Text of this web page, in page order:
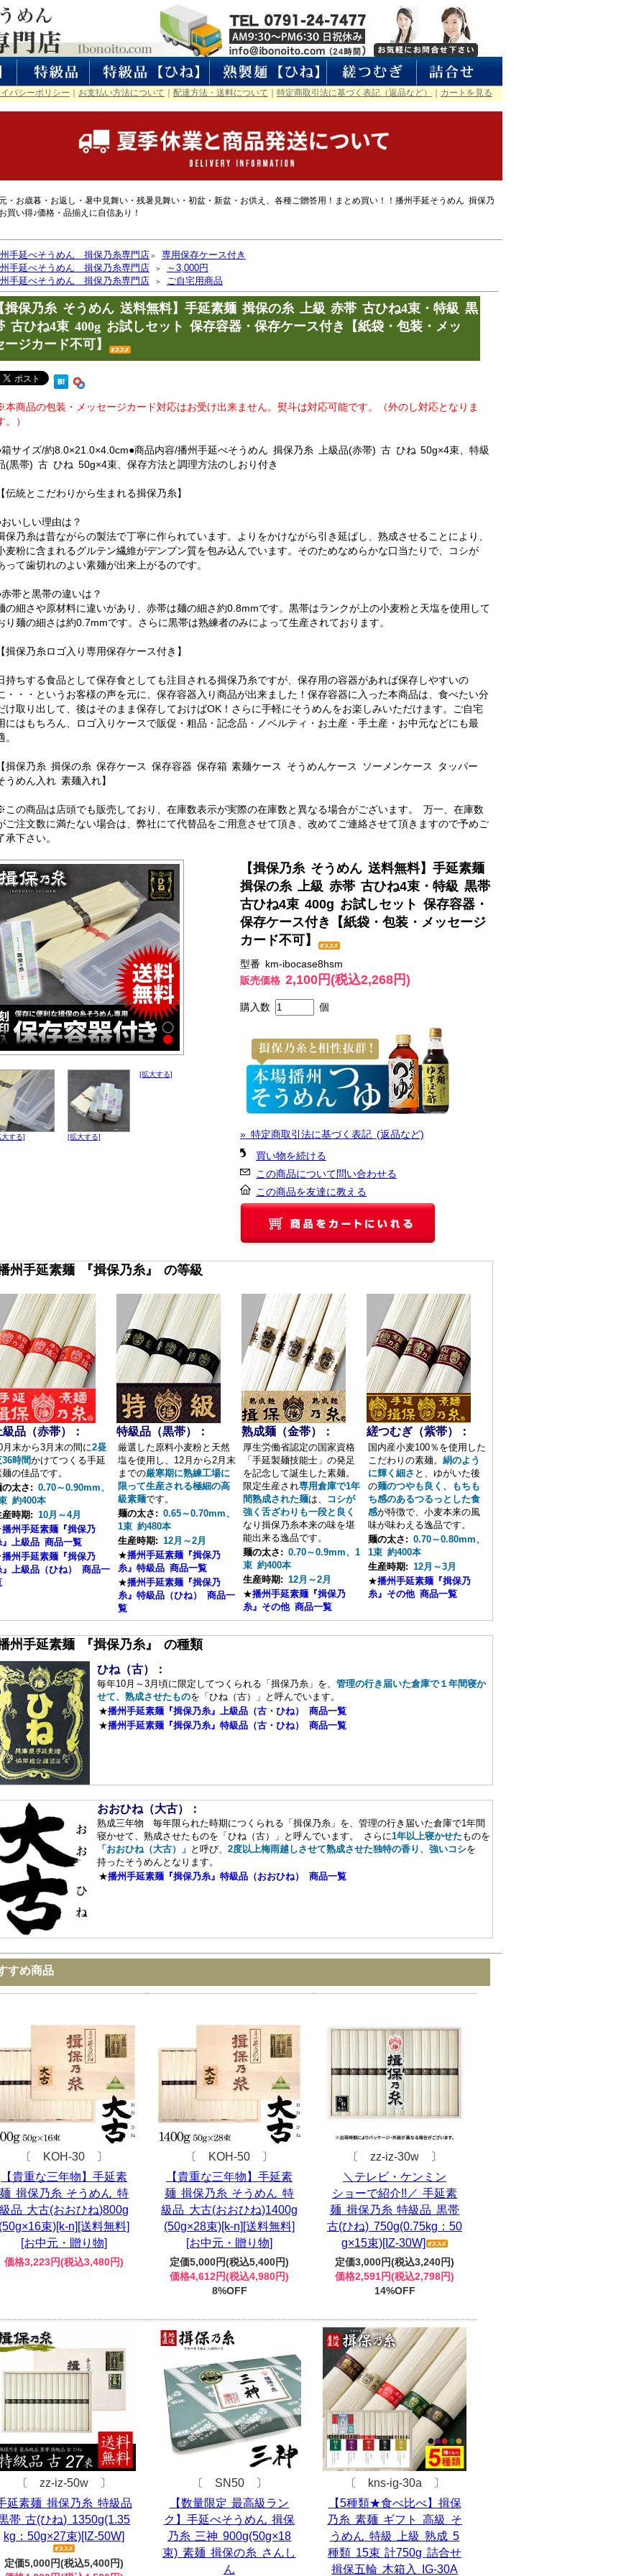
バシーポリシー お支払い方法について 配達方法・送料について 特定商取引法に基づく表記（返品など） カートを見る
・お歳暮・お返し・暑中見舞い・残暑見舞い・初盆・新盆・お供え、各種ご贈答用！まとめ買い！！播州手延そうめん 揖保乃
買い得♪価格・品揃えに自信あり！
手延べそうめん 揖保乃糸専門店＞
専用保存ケース付き
手延べそうめん 揖保乃糸専門店
＞
～3,000円
手延べそうめん 揖保乃糸専門店
＞ ご自宅用商品
揖保乃糸 そうめん 送料無料】手延素麺 揖保の糸 上級 赤帯 古ひね4束・特級 黒
古ひね4束 400g お試しセット 保存容器・保存ケース付き【紙袋・包装・メッ
ージカード不可】
商品の包装・メッセージカード対応はお受け出来ません。熨斗は対応可能です。（外のし対応となりま
。）
サイズ/約8.0×21.0×4.0cm●商品内容/播州手延べそうめん 揖保乃糸 上級品(赤帯) 古 ひね 50g×4束、特級
(黒帯) 古 ひね 50g×4束、保存方法と調理方法のしおり付き
伝統とこだわりから生まれる揖保乃糸】
いしい理由は？
保乃糸は昔ながらの製法で丁寧に作られています。よりをかけながら引き延ばし、熟成させることにより、
麦粉に含まれるグルテン繊維がデンプン質を包み込んでいます。そのためなめらかな口当たりで、コシが
って歯切れのよい素麺が出来上がるのです。
帯と黒帯の違いは？
の細さや原材料に違いがあり、赤帯は麺の細さ約0.8mmです。黒帯はランクが上の小麦粉と天塩を使用して
り麺の細さは約0.7mmです。さらに黒帯は熟練者のみによって生産されております。
揖保乃糸ロゴ入り専用保存ケース付き】
持ちする食品として保存食としても注目される揖保乃糸ですが、保存用の容器があれば保存しやすいの
・・・というお客様の声を元に、保存容器入り商品が出来ました！保存容器に入った本商品は、食べたい分
け取り出して、後はそのまま保存しておけばOK！さらに手軽にそうめんをお楽しみいただけます。ご自宅
にはもちろん、ロゴ入りケースで販促・粗品・記念品・ノベルティ・お土産・手土産・お中元などにも最
。
揖保乃糸 揖保の糸 保存ケース 保存容器 保存箱 素麺ケース そうめんケース ソーメンケース タッパー
うめん入れ 素麺入れ】
の商品は店頭でも販売しており、在庫数表示が実際の在庫数と異なる場合がございます。 万一、在庫数
ご注文数に満たない場合は、弊社にて代替品をご用意させて頂き、改めてご連絡させて頂きますので予めご
承下さい。
[拡大する]
大する] [拡大する]
【揖保乃糸 そうめん 送料無料】手延素麺
揖保の糸 上級 赤帯 古ひね4束・特級 黒帯
古ひね4束 400g お試しセット 保存容器・
保存ケース付き【紙袋・包装・メッセージ
カード不可】
型番 km-ibocase8hsm
販売価格 2,100円(税込2,268円)
購入数 個
» 特定商取引法に基づく表記 (返品など)
買い物を続ける
この商品について問い合わせる
この商品を友達に教える
州手延素麺 『揖保乃糸』 の等級
級品（赤帯）：
月末から3月末の間に2昼
36時間かけてつくる手延
の佳品です。
の太さ: 0.70～0.90mm、
約400本
産時期: 10月～4月
播州手延素麺『揖保乃
』上級品 商品一覧
播州手延素麺『揖保乃
』上級品（ひね） 商品一
特級品（黒帯）：
厳選した原料小麦粉と天然
塩を使用し、12月から2月末
までの厳寒期に熟練工場に
限って生産される極細の高
級素麺です。
麺の太さ: 0.65～0.70mm、
1束 約480本
生産時期: 12月～2月
★播州手延素麺『揖保乃
糸』特級品 商品一覧
★播州手延素麺『揖保乃
糸』特級品（ひね） 商品一
覧
熟成麺（金帯）：
厚生労働省認定の国家資格
「手延製麺技能士」の発足
を記念して誕生した素麺。
限定生産され専用倉庫で1年
間熟成された麺は、
コシが
強く舌ざわりも一段と良く
なり揖保乃糸本来の味を堪
能出来る逸品です。
麺の太さ: 0.70～0.9mm、1
束 約400本
生産時期: 12月～2月
★播州手延素麺『揖保乃
糸』その他 商品一覧
縒つむぎ（紫帯）：
国内産小麦100％を使用した
こだわりの素麺。 絹のよう
に輝く細さ と、ゆがいた後
の麺のつやも良く、もちも
ち感のあるつるっとした食
感が特徴で、小麦本来の風
味が味わえる逸品です。
麺の太さ: 0.70～0.80mm、
1束 約400本
生産時期: 12月～3月
★播州手延素麺『揖保乃
糸』その他 商品一覧
州手延素麺 『揖保乃糸』 の種類
ひね（古）：
毎年10月～3月頃に限定してつくられる「揖保乃糸」を、 管理の行き届いた倉庫で１年間寝か
せて、熟成させたものを「ひね（古）」と呼んでいます。
★播州手延素麺『揖保乃糸』上級品（古・ひね） 商品一覧
★播州手延素麺『揖保乃糸』特級品（古・ひね） 商品一覧
おおひね（大古）：
熟成三年物 毎年限られた時期につくられる「揖保乃糸」を、管理の行き届いた倉庫で1年間
寝かせて、熟成させたものを「ひね（古）」と呼んでいます。 さらに1年以上寝かせた ものを
「おおひね（大古）」 と呼び、 2度以上梅雨越しさせて熟成させた独特の香り、強いコシを
持ったそうめんとなります。
★播州手延素麺『揖保乃糸』特級品（おおひね） 商品一覧
すめ商品
〔 KOH-30 〕
【貴重な三年物】手延素
揖保乃糸 そうめん 特
品 大古(おおひね)800g
束)[k-n][送料無料]
[お中元・贈り物]
価格3,223円(税込3,480円)
〔 KOH-50 〕
【貴重な三年物】手延素
麺 揖保乃糸 そうめん 特
級品 大古(おおひね)1400g
(50g×28束)[k-n][送料無料]
[お中元・贈り物]
定価5,000円(税込5,400円)
価格4,612円(税込4,980円)
8%OFF
〔 zz-iz-30w 〕
＼テレビ・ケンミン
ショーで紹介!!／ 手延素
麺 揖保乃糸 特級品 黒帯
古(ひね) 750g(0.75kg：50
g×15束)[IZ-30W]
定価3,000円(税込3,240円)
価格2,591円(税込2,798円)
14%OFF
〔 zz-iz-50w 〕
延素麺 揖保乃糸 特級品
帯 古(ひね) 1350g(1.35
kg：50g×27束)[IZ-50W]
定価5,000円(税込5,400円)
〔 SN50 〕
【数量限定 最高級ラン
ク】手延べそうめん 揖保
乃糸 三神 900g(50g×18
束) 素麺 揖保の糸 さんし
ん
〔 kns-ig-30a 〕
【5種類★食べ比べ】揖保
乃糸 素麺 ギフト 高級 そ
うめん 特級 上級 熟成 5
種類 15束 計750g 詰合せ
揖保五輪 木箱入 IG-30A